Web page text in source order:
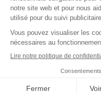
(ouvre une
(ouvre
Dernière mise à jour le